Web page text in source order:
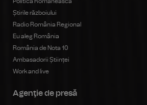
Știrile războiului
Radio România Regional
Eu aleg România
România de Nota 10
Ambasadorii Științei
Work and live
Agenţie de presă